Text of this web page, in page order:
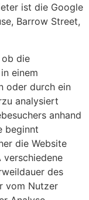
ist die Google
Barrow Street,
ob die
einem
oder durch ein
analysiert
anhand
beginnt
die Website
verschiedene
des
vom Nutzer